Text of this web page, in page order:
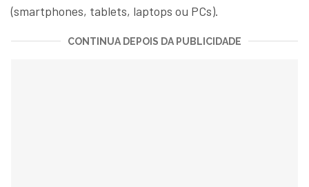
(smartphones, tablets, laptops ou PCs).
CONTINUA DEPOIS DA PUBLICIDADE